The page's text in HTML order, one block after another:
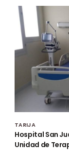
TARIJA
Hospital San
Unidad de